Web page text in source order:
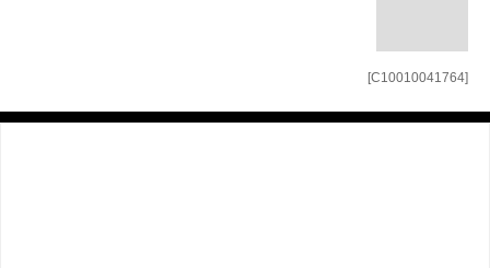
[C10010041764]